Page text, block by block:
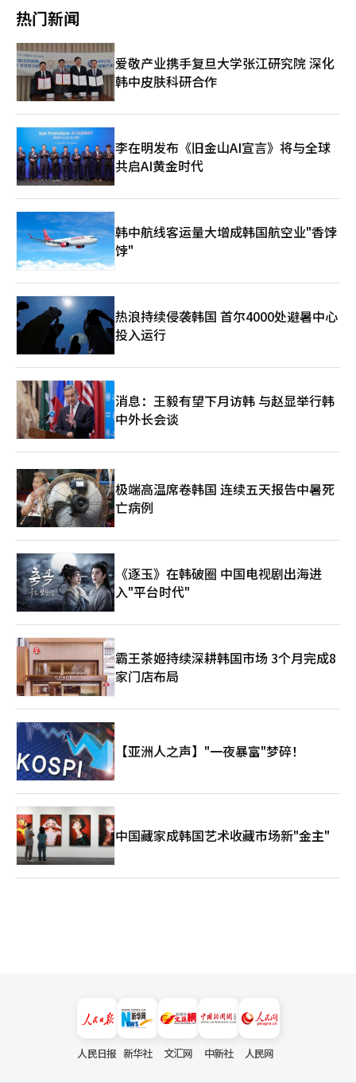
油的管道。问题在于，这种变化极大地刺激了市场的想象力。 最
近，华尔街的氛围与19世纪的淘金热相似。“只要是与AI相关的公
司，必然上涨”的心理正在蔓延。与AI服务器相关的设备公司、电
力设备公司、冷却解决方案公司等都出现了暴涨。数据中心所需的
液体冷却系统和电力基础设施市场也在同时快速扩张。 美国德克
萨斯州和亚利桑那州，以及中东的沙特阿拉伯和阿联酋，纷纷宣布
超大型AI数据中心建设项目。有分析指出，部分项目所需的电力相
的电力消耗产业的事实正在显现。 特别是美国大型科技公司的资
本支出（CAPEX）已达到历史水平。微软、Meta、亚马逊和谷歌
每年在AI相关的投资规模超过了许多国家的预算。这些公司为了在
半导体供应竞争中不落后，甚至签订了长期供应合同和预购合同。
美光最近的暴涨正是这种趋势的体现。市场关注的并非仅仅是“业
绩良好”，而是“记忆短缺现象可能会结构性长期化”。与过去1
至2年短暂上涨后结束的周期不同，市场开始看到随着AI基础设施
的扩展，这一现象可能会持续数年。 然而，市场的热情同时也是
危险信号。目前，标准普尔500指数的上涨很大程度上集中在少数
科技股上，这一点非常重要。市场并非整体健康上涨，而是少数AI
相关股票在推动指数上升。这意味着上涨的基础可能比预期的要脆
弱。 尤其是最近个人投资者的看涨期权购买激增，这在过去的泡
沫阶段中常常出现。AI可能会改变人类文明的信念本身是正确的。
然而，金融市场总是过度提前将未来反映在价格中。 在1990年代
末的互联网泡沫时期，“互联网将改变世界”的说法确实是真实
的股价在幻想中暴涨，最终泡沫破裂。 今天的AI市场也面临类似的
风险。尤其是能源问题是关键变量。AI数据中心消耗巨大的电力。
各国讨论重启核电和扩大电网的原因也在于此。随着AI产业的扩
大，电力、天然气和原油的问题将再次变得重要。 因此，华尔街
现在关注霍尔木兹海峡。中东局势动荡和原油价格飙升可能会影响
AI产业的成本结构。目前，市场依靠库存和战略储备维持，但如果
长期能源供应链不稳定，AI的上涨也可能受到冲击。最终，全球半
导体市场正处于技术、金融、地缘政治和能源、军事战略交织的巨
大文明转型的中心。 在这种情况下，投资大师约翰·坦普尔顿
（Sir John Templeton）会警惕人群的热情。他曾说：“最佳收
益往往出现在最悲观的时刻。”相反，当所有人都沉浸在乐观时，
他会怀疑风险。坦普尔顿特别警告说：“这次不同（This time is
different）”是人类在最危险时刻常用的说法。 现在华尔街几乎
在对AI喊出“这次不同”。如果是坦普尔顿，他可能会承认AI革命
的长期潜力，但会冷静地看待市场的贪婪和人群心理的过度。 沃
伦·巴菲特（Warren Buffett）也会提出类似但略有不同的问
是现金流、垄断力和管理层的资本配置能力，而非技术本身。因
此，他在科技股投资上持谨慎态度，但对苹果进行了长期投资，因
为他看到了强大的消费者生态系统和品牌垄断力。 巴菲特还曾说
过：“潮水退去时，谁在裸泳就会显露出来。”在如今流动性充裕
和AI热潮强劲的情况下，任何人都可能看起来像天才。然而，当利
率波动、能源价格飙升和经济放缓时，真正具备竞争力的公司与泡
沫公司的差距将显现。 实际上，历史上所有技术革命都表现出类
似的模式。铁路革命、汽车革命、互联网革命在初期都经历了巨大
的投资热潮，但最终的赢家只有极少数公司。其余的则消失了。最
终，重要的不是“AI是否改变世界”，而是“谁能在变化中生存下
于锋利的刀无法长久保存。”市场总是会在过度时崩溃。人类的欲
望在不受节制时会自我制造崩溃的种子。 而《周易》则阐述了变
化的原则：“穷则变，变则通，通则久。”当走到绝境时，变化就
会发生，变化才能开辟出道路，而道路一旦开辟，才能长久。 当
今世界经济正站在变化的门槛上。AI有可能革命性地提升人类生产
最终将不可避免地受到外部冲击的影响。 最终，市场是人类文明
的镜子。贪婪与恐惧、创新与幻想、技术与欲望交织在一起。当前
的半导体热潮无疑是时代变革的信号，但同时也是人类群体心理所
产生的危险热度。 约翰·坦普尔顿可能会这样说：“当人群欢呼
加快以可再生能源为中心的能源结构调整。太阳能设备的推广目标
电设备。通过民间和政府的接力消费活动营造环保和地方消费氛
围。将于下月10日前举办的同行节庆作为地方和环保节庆运营，并
与全国50个地方节庆和活动联动开展活动。从下月1日至5日，数
字温暖商品券的折扣率将暂时扩大。此外，将企业业务推进费的税
前扣除特例对象中增加温暖商品券支出，以促进地方经济活跃。地
方百年老店、传统市场、温暖加盟店支付时可享受10%的账单折
扣。政府继续管理中东战争影响的石脑油、石油、尿素等项目。已
投入6744亿韩元支持石脑油进口费用，并全力扩大石油储备量。
另外，政府将投入100亿韩元的追加预算，实施国产农畜产品的政
府折扣支持。露地蔬菜、设施瓜果、鸡肉等可享受最多40%的折扣
效果，鸡蛋每30个固定折扣1000韩元。水产品则与主要销售渠道
合作，针对时令水产品进行线上线下最多50%的折扣。为营造环保
旅游热潮，将住宿券使用期限延长至下月初，并在5月初增加铁路
和航空等公共交通。铁路将增加64次班次，提供3.3万个座位，航
空将运营20条航线2580班次。非首都圈人口减少地区的住宿券从
年假和旅行。半价旅行的返还支持对象从人口减少地区的餐饮、体
验、住宿费用扩大到地区内公共交通费用，并将半价假期的对象扩
大到中型企业员工。提供人口减少地区自由旅行商品的火车运费
100%折扣券，并对5个主题列车进行50%的折扣。※ 本报道经人
工智能（AI）系统翻译与编辑。
为。对于反对意见，宋部长表示：“我们理解对会员直选制可能导
致中央会长权力增强的担忧，以及政府监督可能影响自治的顾虑。
如果赋予会员投票权并扩大政府监督权，农协可以在确保民主性的
同时纠正问题。”关于中东战争导致的农资供应问题，她表
示：“根据最新情况，已确保到8月底的肥料供应，塑料原料也已
备齐至6月，并计划增加供应以解决部分地区的不足。”对于近期
大米价格上涨，她解释称：“与过去20年其他物价相比，大米价格
涨幅不大，保持生产者和消费者之间的平衡很重要。”目前大米价
格为每20公斤62000韩元，比去年同期上涨约15%。对于鸡蛋和肉
鸡价格上涨，她提出通过增加种蛋进口来解决。宋部长表示：“不
仅产蛋鸡，肉鸡也因动物传染病受损，初伏前的需求增加，因此正
在增加种蛋进口。”
热门新闻
爱敬产业携手复旦大学张江研究院 深化
韩中皮肤科研合作
李在明发布《旧金山AI宣言》将与全球
共启AI黄金时代
韩中航线客运量大增成韩国航空业"香饽
饽"
热浪持续侵袭韩国 首尔4000处避暑中心
投入运行
消息：王毅有望下月访韩 与赵显举行韩
中外长会谈
极端高温席卷韩国 连续五天报告中暑死
亡病例
《逐玉》在韩破圈 中国电视剧出海进
入"平台时代"
霸王茶姬持续深耕韩国市场 3个月完成8
家门店布局
【亚洲人之声】"一夜暴富"梦碎！
中国藏家成韩国艺术收藏市场新"金主"
人民日报 新华社 文汇网 中新社 人民网